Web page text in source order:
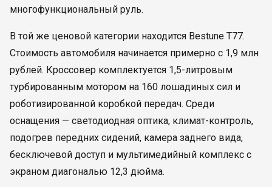
многофункциональный руль.
В той же ценовой категории находится Bestune T77.
Стоимость автомобиля начинается примерно с 1,9 млн
рублей. Кроссовер комплектуется 1,5-литровым
турбированным мотором на 160 лошадиных сил и
роботизированной коробкой передач. Среди
оснащения — светодиодная оптика, климат-контроль,
подогрев передних сидений, камера заднего вида,
бесключевой доступ и мультимедийный комплекс с
экраном диагональю 12,3 дюйма.